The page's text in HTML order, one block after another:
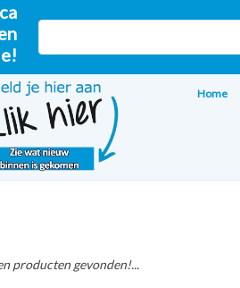
Home
producten gevonden!...